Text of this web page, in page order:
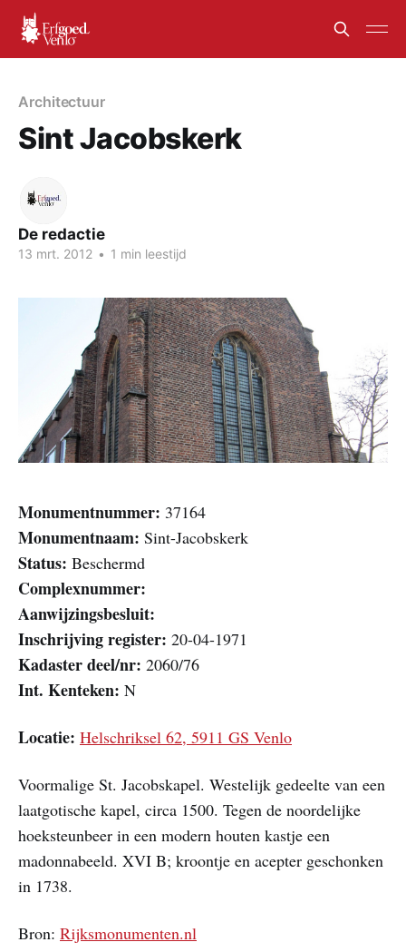
Architectuur
Sint Jacobskerk
De redactie
13 mrt. 2012 • 1 min leestijd
Monumentnummer: 37164
Monumentnaam: Sint-Jacobskerk
Status: Beschermd
Complexnummer:
Aanwijzingsbesluit:
Inschrijving register: 20-04-1971
Kadaster deel/nr: 2060/76
Int. Kenteken: N
Locatie: Helschriksel 62, 5911 GS Venlo
Voormalige St. Jacobskapel. Westelijk gedeelte van een
laatgotische kapel, circa 1500. Tegen de noordelijke
hoeksteunbeer in een modern houten kastje een
madonnabeeld. XVI B; kroontje en acepter geschonken
in 1738.
Bron: Rijksmonumenten.nl